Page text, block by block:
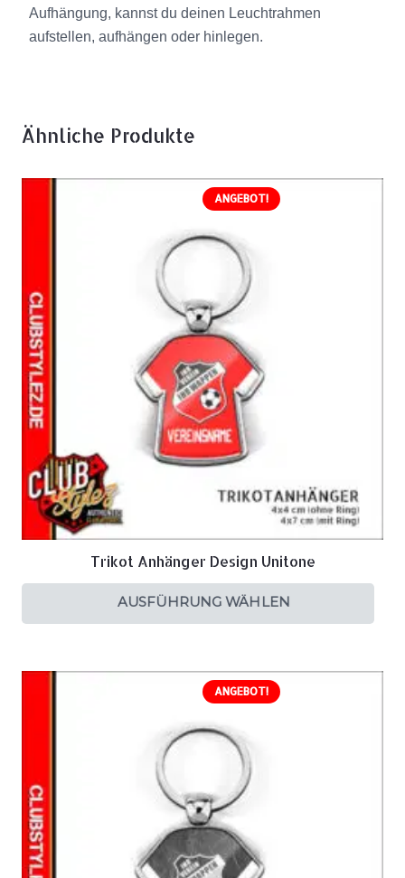
Aufhängung, kannst du deinen Leuchtrahmen
aufstellen, aufhängen oder hinlegen.
Ähnliche Produkte
ANGEBOT!
Trikot Anhänger Design Unitone
AUSFÜHRUNG WÄHLEN
ANGEBOT!